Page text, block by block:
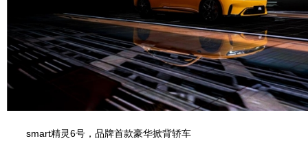
smart精灵6号，品牌首款豪华掀背轿车